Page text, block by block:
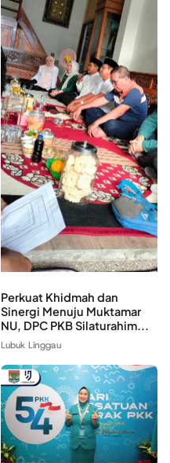
Perkuat Khidmah dan
Sinergi Menuju Muktamar
NU, DPC PKB Silaturahim...
Lubuk Linggau